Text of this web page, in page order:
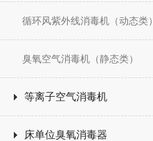
循环风紫外线消毒机（动态类）
臭氧空气消毒机（静态类）
等离子空气消毒机
床单位臭氧消毒器